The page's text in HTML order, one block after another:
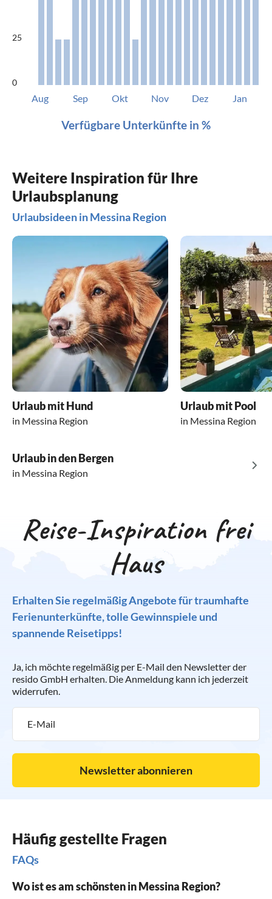
25
0
Aug Sep Okt Nov Dez Jan
Verfügbare Unterkünfte in %
Weitere Inspiration für Ihre
Urlaubsplanung
Urlaubsideen in Messina Region
Urlaub mit Hund
in Messina Region
Urlaub mit Pool
in Messina Region
Urlaub in den Bergen
in Messina Region
Reise-Inspiration frei
Haus
Erhalten Sie regelmäßig Angebote für traumhafte
Ferienunterkünfte, tolle Gewinnspiele und
spannende Reisetipps!
Ja, ich möchte regelmäßig per E-Mail den Newsletter der
resido GmbH erhalten. Die Anmeldung kann ich jederzeit
widerrufen.
Newsletter abonnieren
Häufig gestellte Fragen
FAQs
Wo ist es am schönsten in Messina Region?